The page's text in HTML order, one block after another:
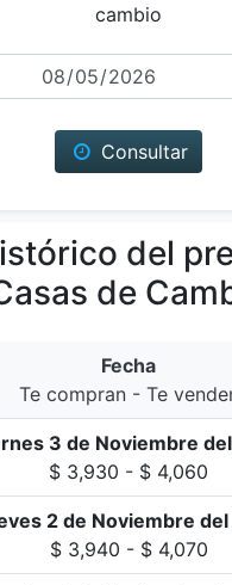
cambio
Fecha
Consultar
del
de
Fecha
Te compran - Te
3 de Noviembre
$ 3,930 - $ 4,060
2 de Noviembre
$ 3,940 - $ 4,070